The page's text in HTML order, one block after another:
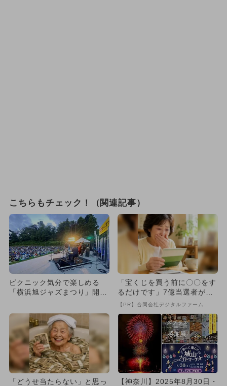
こちらもチェック！（関連記事）
ピクニック気分で楽しめる
「横浜旭ジャズまつり」開
「宝くじを買う前に〇〇をす
るだけです」7億当選者が続
出
【PR】合同会社デジタルファーム
「どうせ当たらない」と思っ
【神奈川】2025年8月30日・